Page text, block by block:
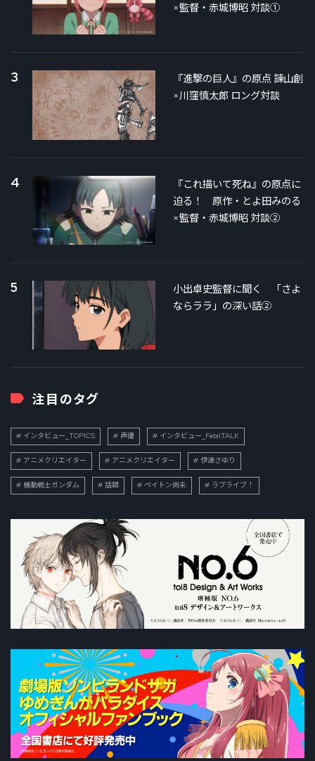
×監督・赤城博昭 対談①
3
『進撃の巨人』の原点 諫山創
×川窪慎太郎 ロング対談
4
『これ描いて死ね』の原点に
迫る！ 原作・とよ田みのる
×監督・赤城博昭 対談②
5
小出卓史監督に聞く 「さよ
ならララ」の深い話②
注目のタグ
インタビュー_TOPICS 声優 インタビュー_FebriTALK
アニメクリエイター アニメクリエイター 伊達さゆり
機動戦士ガンダム 話題 ペイトン尚未 ラブライブ！